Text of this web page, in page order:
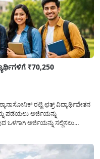
₹70,250
ರಟ್ಟಿ ಛತ್ರ್ ವಿದ್ಯಾರ್ಥಿವೇತನ
ಪಡೆಯಲು ಅರ್ಜಿಯನ್ನು
ಒಳಗಾಗಿ ಅರ್ಜಿಯನ್ನು ಸಲ್ಲಿಸಲು